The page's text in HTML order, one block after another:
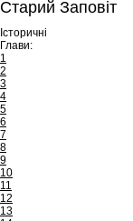
Старий Заповіт
Історичні
Глави:
1
2
3
4
5
6
7
8
9
10
11
12
13